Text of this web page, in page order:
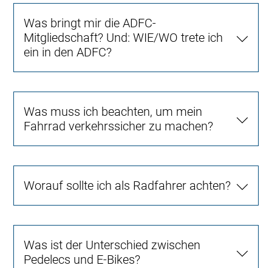
Was bringt mir die ADFC-
Mitgliedschaft? Und: WIE/WO trete ich
ein in den ADFC?
Was muss ich beachten, um mein
Fahrrad verkehrssicher zu machen?
Worauf sollte ich als Radfahrer achten?
Was ist der Unterschied zwischen
Pedelecs und E-Bikes?